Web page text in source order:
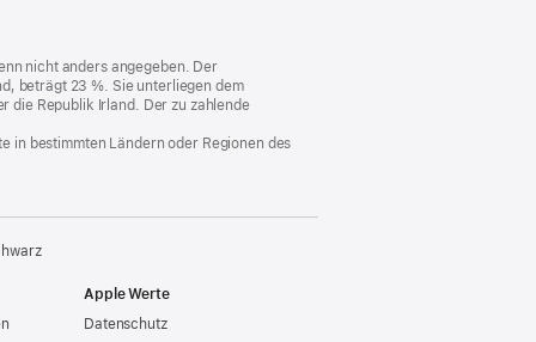
nicht anders angegeben. Der
beträgt 23 %. Sie unterliegen dem
die Republik Irland. Der zu zahlende
in bestimmten Ländern oder Regionen des
Apple Werte
Datenschutz